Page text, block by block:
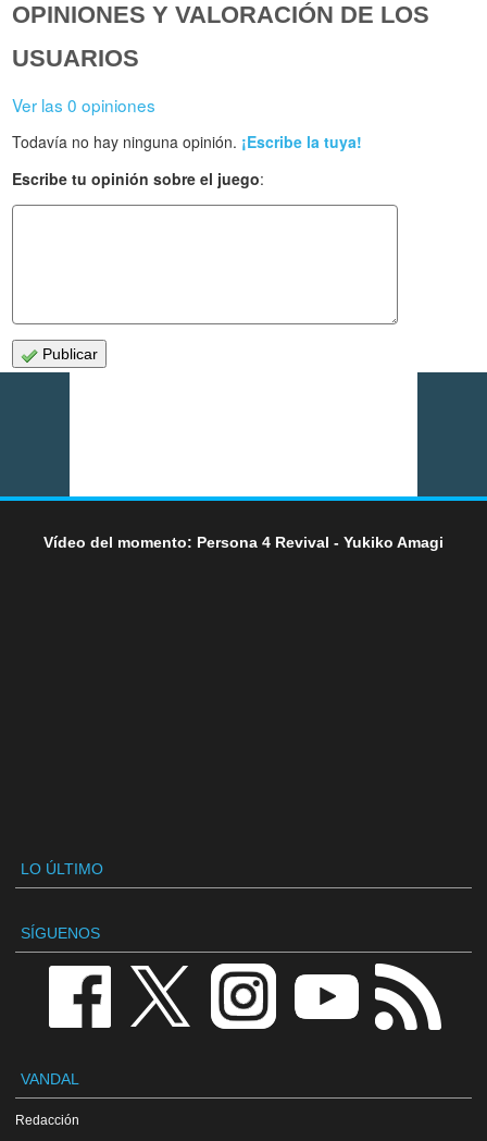
OPINIONES Y VALORACIÓN DE LOS
USUARIOS
Ver las 0 opiniones
Todavía no hay ninguna opinión. ¡Escribe la tuya!
Escribe tu opinión sobre el juego:
Publicar
Vídeo del momento: Persona 4 Revival - Yukiko Amagi
LO ÚLTIMO
SÍGUENOS
VANDAL
Redacción